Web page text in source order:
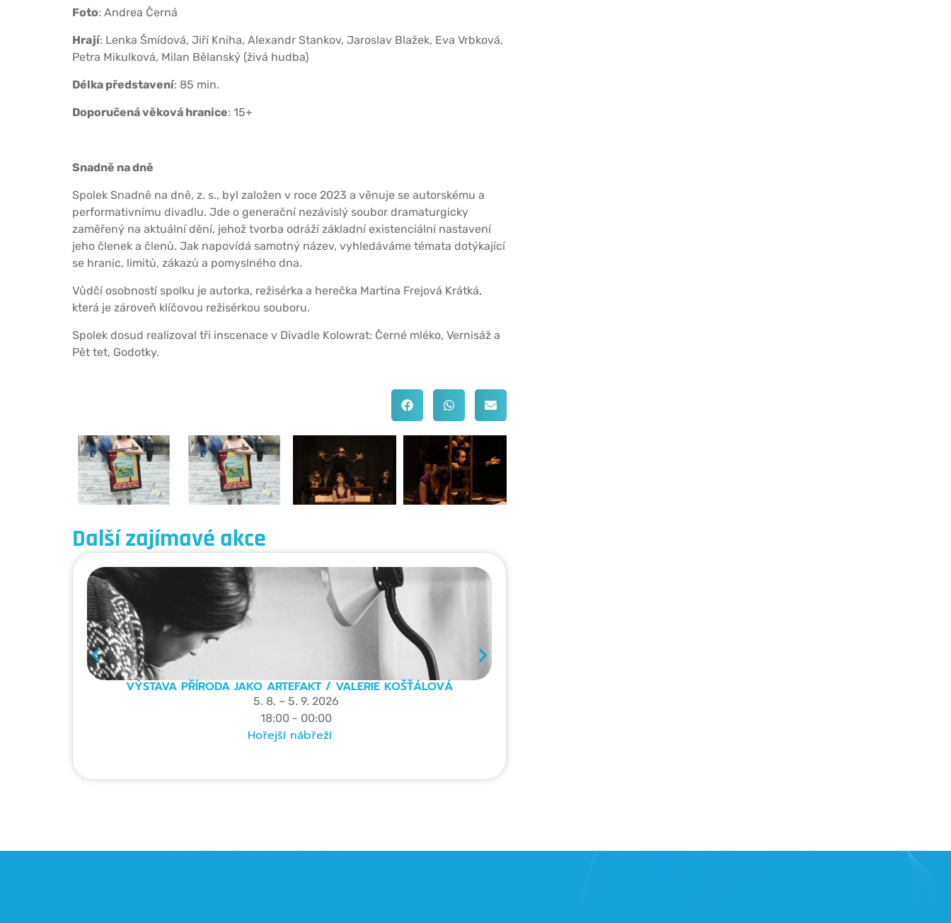
Foto: Andrea Černá
Hrají: Lenka Šmídová, Jiří Kniha, Alexandr Stankov, Jaroslav Blažek, Eva Vrbková,
Petra Mikulková, Milan Bělanský (živá hudba)
Délka představení: 85 min.
Doporučená věková hranice: 15+
Snadně na dně
Spolek Snadně na dně, z. s., byl založen v roce 2023 a věnuje se autorskému a
performativnímu divadlu. Jde o generační nezávislý soubor dramaturgicky
zaměřený na aktuální dění, jehož tvorba odráží základní existenciální nastavení
jeho členek a členů. Jak napovídá samotný název, vyhledáváme témata dotýkající
se hranic, limitů, zákazů a pomyslného dna.
Vůdčí osobností spolku je autorka, režisérka a herečka Martina Frejová Krátká,
která je zároveň klíčovou režisérkou souboru.
Spolek dosud realizoval tři inscenace v Divadle Kolowrat: Černé mléko, Vernisáž a
Pět tet, Godotky.
Další zajímavé akce
VÝSTAVA PŘÍRODA JAKO ARTEFAKT / VALERIE KOŠŤÁLOVÁ
5. 8. – 5. 9. 2026
18:00 - 00:00
Hořejší nábřeží